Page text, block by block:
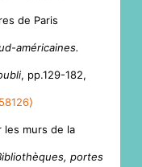
de Paris
américaines.
, pp.129-182,
les murs de la
portes